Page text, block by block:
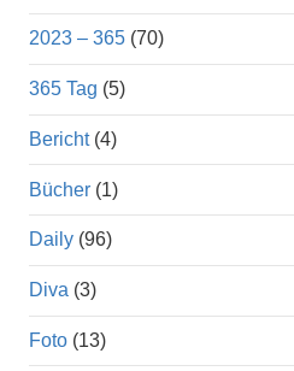
2023 – 365 (70)
365 Tag (5)
Bericht(4)
Bücher (1)
Daily (96)
Diva (3)
Foto (13)